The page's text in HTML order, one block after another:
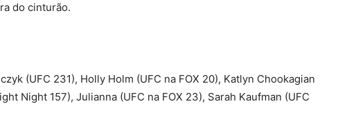
do cinturão.
(UFC 231), Holly Holm (UFC na FOX 20), Katlyn Chookagian
Night 157), Julianna (UFC na FOX 23), Sarah Kaufman (UFC